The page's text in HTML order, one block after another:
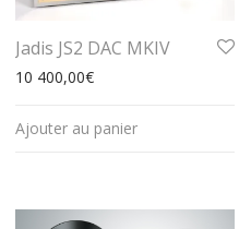
Jadis JS2 DAC MKIV
10 400,00€
Ajouter au panier